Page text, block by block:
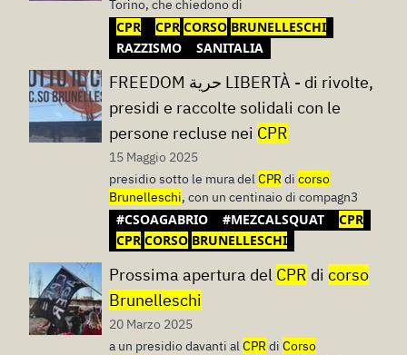
Torino, che chiedono di
CPR CPR CORSO BRUNELLESCHI
RAZZISMO
SANITALIA
FREEDOM حرية LIBERTÀ - di rivolte,
presidi e raccolte solidali con le
persone recluse nei CPR
15 Maggio 2025
presidio sotto le mura delCPR di corso
Brunelleschi, con un centinaio di compagn3
#CSOAGABRIO #MEZCALSQUAT
CPR
CPR CORSO BRUNELLESCHI
Prossima apertura del CPR di corso
Brunelleschi
20 Marzo 2025
a un presidio davanti alCPR di Corso